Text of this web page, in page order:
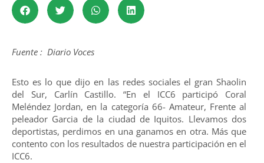
Fuente : Diario Voces
Esto es lo que dijo en las redes sociales el gran Shaolin
del Sur, Carlín Castillo. “En el ICC6 participó Coral
Meléndez Jordan, en la categoría 66- Amateur, Frente al
peleador Garcia de la ciudad de Iquitos. Llevamos dos
deportistas, perdimos en una ganamos en otra. Más que
contento con los resultados de nuestra participación en el
ICC6.